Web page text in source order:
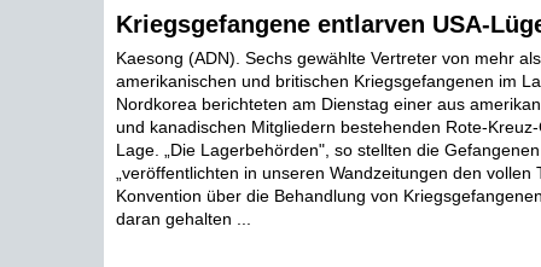
Kriegsgefangene entlarven USA-
Kaesong (ADN). Sechs gewählte Vertreter von mehr
amerikanischen und britischen Kriegsgefangenen im
Nordkorea berichteten am Dienstag einer aus
und kanadischen Mitgliedern bestehenden Rote-
Lage. „Die Lagerbehörden", so stellten die
„veröffentlichten in unseren Wandzeitungen den vollen
Konvention über die Behandlung von
daran gehalten ...